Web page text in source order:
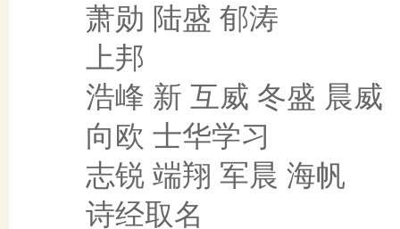
萧勋 陆盛 郁涛
上邦
浩峰 新 互威 冬盛 晨威
向欧 士华学习
志锐 端翔 军晨 海帆
诗经取名